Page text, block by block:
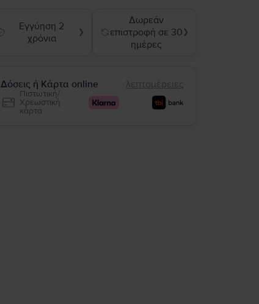
Εγγύηση 2
χρόνια
❯
Δωρεάν
επιστροφή σε 30
ημέρες
❯
Δόσεις ή Κάρτα online λεπτομέρειες
Πιστωτική/
Χρεωστική
κάρτα